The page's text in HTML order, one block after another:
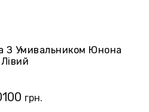
З Умивальником Юнона
Лівий
грн.